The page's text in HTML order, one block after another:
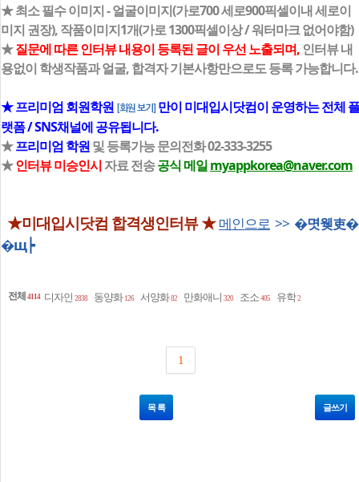
★ 최소 필수 이미지 - 얼굴이미지(가로700 세로900픽셀이내 세로이
미지 권장), 작품이미지1개(가로 1300픽셀이상 / 워터마크 없어야함)
★질문에 따른 인터뷰 내용이 등록된 글이 우선 노출되며, 인터뷰 내
용없이 학생작품과 얼굴, 합격자 기본사항만으로도 등록 가능합니다.
★ 프리미엄 회원학원 [회원 보기] 만이 미대입시닷컴이 운영하는 전체 플
랫폼 / SNS채널에 공유됩니다.
★프리미엄 학원및 등록가능 문의전화 02-333-3255
★인터뷰 미승인시자료 전송공식 메일myappkorea@naver.com
★미대입시닷컴 합격생인터뷰 ★메인으로 >> �몃웾吏�
�щ┝
전체 4114 디자인 2838 동양화 126 서양화82 만화애니 320 조소 405 유학2
1
목 록 글쓰기